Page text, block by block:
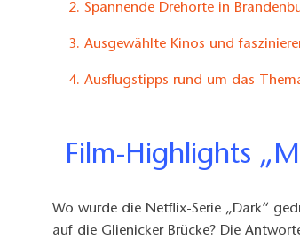
2. Spannende Drehorte in
3. Ausgewählte Kinos und
4. Ausflugstipps rund um das
Film-Highlights
Wo wurde die Netflix-Serie „Dark“
auf die Glienicker Brücke? Die